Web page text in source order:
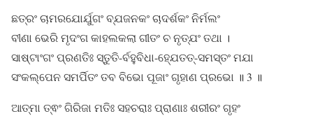
ଛତ୍ରଂ ଚାମରଯୋର୍ଯୁଗଂ ବ୍ଯଜନକଂ ଚାଦର୍ଶକଂ ନିର୍ମଲଂ
ବୀଣା ଭେରି ମୃଦଂଗ କାହଲକଲା ଗୀତଂ ଚ ନୃତ୍ଯଂ ତଥା ।
ସାଷ୍ଟାଂଗଂ ପ୍ରଣତିଃ ସ୍ତୁତି-ର୍ବହୁବିଧା-ହ୍ଯେତତ୍-ସମସ୍ତଂ ମଯା
ସଂକଲ୍ପେନ ସମର୍ପିତଂ ତବ ବିଭୋ ପୂଜାଂ ଗୃହାଣ ପ୍ରଭୋ ॥ 3 ॥
ଆତ୍ମା ତ୍ଵଂ ଗିରିଜା ମତିଃ ସହଚରାଃ ପ୍ରାଣାଃ ଶରୀରଂ ଗୃହଂ